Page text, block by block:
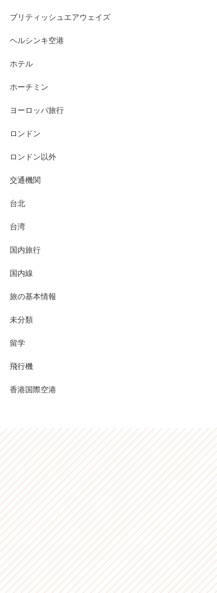
ブリティッシュエアウェイズ
ヘルシンキ空港
ホテル
ホーチミン
ヨーロッパ旅行
ロンドン
ロンドン以外
交通機関
台北
台湾
国内旅行
国内線
旅の基本情報
未分類
留学
飛行機
香港国際空港